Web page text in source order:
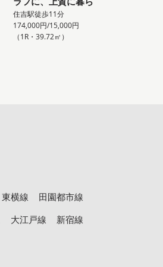
住吉駅徒歩11分
174,000円/15,000円
（1R・39.72㎡）
東横線
田園都市線
大江戸線 新宿線